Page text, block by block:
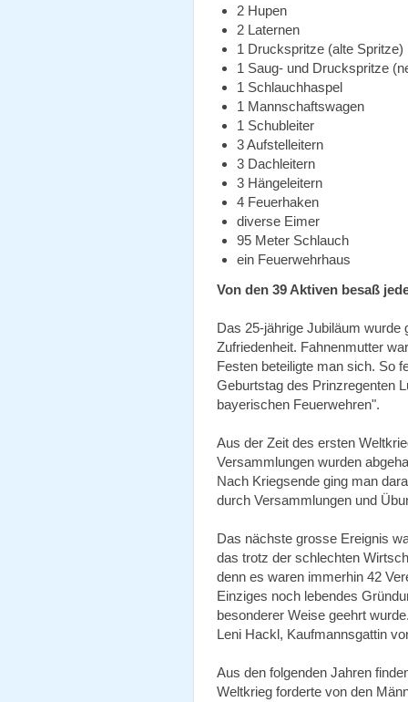
2 Hupen
2 Laternen
1 Druckspritze (alte Spritze)
1 Saug- und Druckspritze
1 Schlauchhaspel
1 Mannschaftswagen
1 Schubleiter
3 Aufstelleitern
3 Dachleitern
3 Hängeleitern
4 Feuerhaken
diverse Eimer
95 Meter Schlauch
ein Feuerwehrhaus
Von den 39 Aktiven besaß
Das 25-jährige Jubiläum wurde
Zufriedenheit. Fahnenmutter
Festen beteiligte man sich. So
Geburtstag des Prinzregenten
bayerischen Feuerwehren".
Aus der Zeit des ersten
Versammlungen wurden
Nach Kriegsende ging man
durch Versammlungen und
Das nächste grosse Ereignis
das trotz der schlechten
denn es waren immerhin 42
Einziges noch lebendes
besonderer Weise geehrt
Leni Hackl, Kaufmannsgattin
Aus den folgenden Jahren
Weltkrieg forderte von den